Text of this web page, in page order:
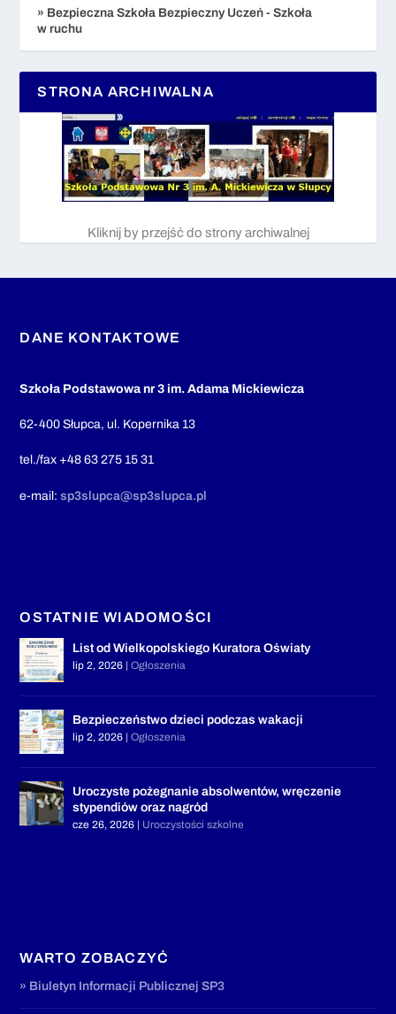
» Bezpieczna Szkoła Bezpieczny Uczeń - Szkoła
w ruchu
STRONA ARCHIWALNA
Kliknij by przejść do strony archiwalnej
DANE KONTAKTOWE
Szkoła Podstawowa nr 3 im. Adama Mickiewicza
62-400 Słupca, ul. Kopernika 13
tel./fax +48 63 275 15 31
e-mail:sp3slupca@sp3slupca.pl
OSTATNIE WIADOMOŚCI
List od Wielkopolskiego Kuratora Oświaty
lip 2, 2026 |Ogłoszenia
Bezpieczeństwo dzieci podczas wakacji
lip 2, 2026 |Ogłoszenia
Uroczyste pożegnanie absolwentów, wręczenie
stypendiów oraz nagród
cze 26, 2026 | Uroczystości szkolne
WARTO ZOBACZYĆ
» Biuletyn Informacji Publicznej SP3